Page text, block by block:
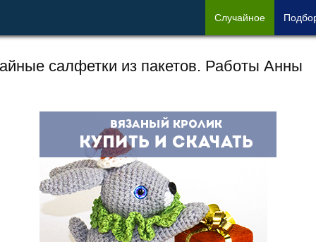
салфетки из пакетов. Работы Анны
Случайное Под